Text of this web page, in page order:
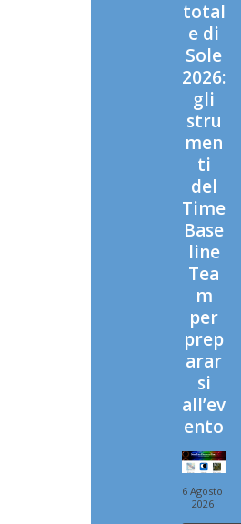
total
e di
Sole
2026:
gli
stru
men
ti
del
Time
Base
line
Tea
m
per
prep
arar
si
all’ev
ento
6 Agosto
2026